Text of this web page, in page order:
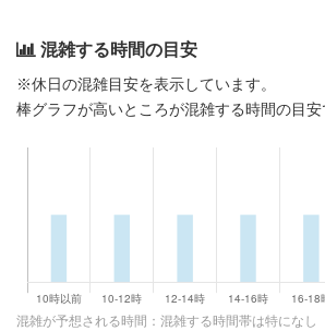
混雑する時間の目安
※休日の混雑目安を表示しています。
棒グラフが高いところが混雑する時間の目安
混雑が予想される時間：混雑する時間帯は特になし